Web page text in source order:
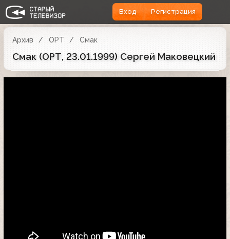
Вход Регистрация
Архив ОРТ Смак
Смак (ОРТ, 23.01.1999) Сергей Маковецкий